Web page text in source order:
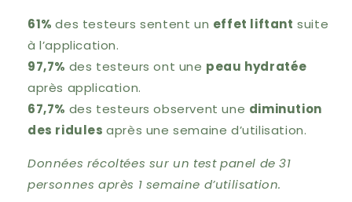
61%des testeurs sentent un effet liftant suite
à l’application.
97,7% des testeurs ont une peau hydratée
après application.
67,7% des testeurs observent une diminution
des ridulesaprès une semaine d’utilisation.
Données récoltées sur un test panel de 31
personnes après 1 semaine d’utilisation.